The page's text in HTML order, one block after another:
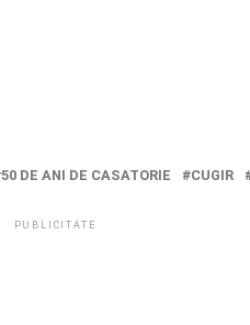
50 DE ANI DE CASATORIE CUGIR
PUBLICITATE